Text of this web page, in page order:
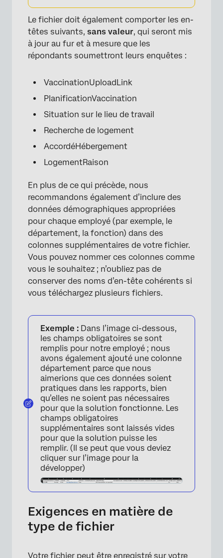
Le fichier doit également comporter les en-
têtes suivants, sans valeur, qui seront mis
à jour au fur et à mesure que les
répondants soumettront leurs enquêtes :
VaccinationUploadLink
PlanificationVaccination
Situation sur le lieu de travail
Recherche de logement
AccordéHébergement
LogementRaison
En plus de ce qui précède, nous
recommandons également d’inclure des
données démographiques appropriées
pour chaque employé (par exemple, le
département, la fonction) dans des
colonnes supplémentaires de votre fichier.
Vous pouvez nommer ces colonnes comme
vous le souhaitez ; n’oubliez pas de
conserver des noms d’en-tête cohérents si
vous téléchargez plusieurs fichiers.
Exemple : Dans l’image ci-dessous,
les champs obligatoires se sont
remplis pour notre employé ; nous
avons également ajouté une colonne
département parce que nous
aimerions que ces données soient
pratiques dans les rapports, bien
qu’elles ne soient pas nécessaires
pour que la solution fonctionne. Les
champs obligatoires
supplémentaires sont laissés vides
pour que la solution puisse les
remplir. (Il se peut que vous deviez
cliquer sur l’image pour la
développer)
Exigences en matière de
type de fichier
Votre fichier peut être enregistré sur votre